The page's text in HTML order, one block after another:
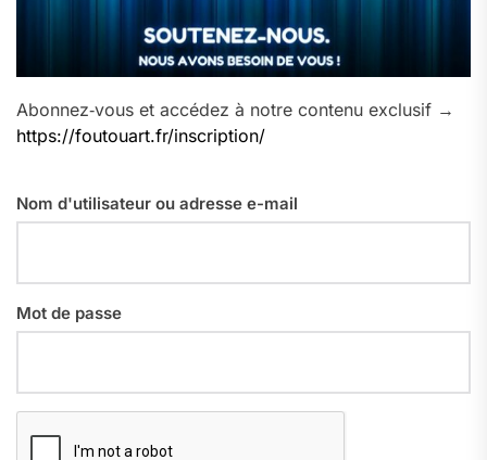
Abonnez‑vous et accédez à notre contenu exclusif →
https://foutouart.fr/inscription/
Nom d'utilisateur ou adresse e-mail
Mot de passe